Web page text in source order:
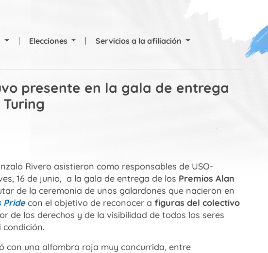
Elecciones Servicios a la afiliación
presente en la gala de entrega
Rivero asistieron como responsables de USO-
16 de junio, a la gala de entrega de los Premios Alan
de la ceremonia de unos galardones que nacieron en
Pride con el objetivo de reconocer a figuras del colectivo
de los derechos y de la visibilidad de todos los seres
con una alfombra roja muy concurrida, entre